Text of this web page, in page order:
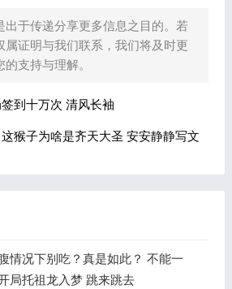
出于传递分享更多信息之目的。若
属证明与我们联系，我们将及时更
支持与理解。
到十万次 清风长袖
猴子为啥是齐天大圣 安安静静写文
情况下别吃？真是如此？ 不能一
局托祖龙入梦 跳来跳去